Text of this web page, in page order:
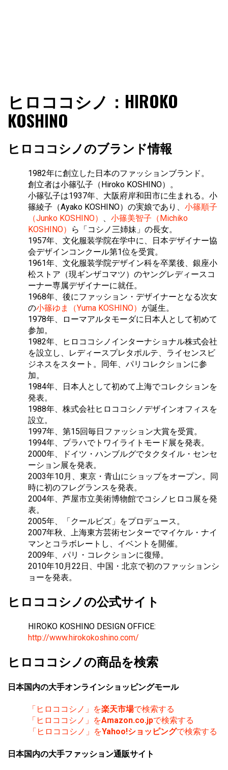
ファショコン通信
ッションとモードを分析するファッション情報サイトです
ヒロココシノ：HIROKO
KOSHINO
ヒロココシノのブランド情報
1982年に創立した日本のファッションブランド。
創立者は小篠弘子（Hiroko KOSHINO）。
小篠弘子は1937年、大阪府岸和田市に生まれる。小
篠綾子（Ayako KOSHINO）の実娘であり、 小篠順子
（Junko KOSHINO）
、 小篠美智子（Michiko
KOSHINO）
ら「コシノ三姉妹」の長女。
1957年、文化服装学院在学中に、日本デザイナー協
会デザインコンクール第1位を受賞。
1961年、文化服装学院デザイン科を卒業後、銀座小
松ストア（現ギンザコマツ）のヤングレディースコ
ーナー専属デザイナーに就任。
1968年、後にファッション・デザイナーとなる次女
の小篠ゆま（Yuma KOSHINO） が誕生。
1978年、ローマアルタモーダに日本人として初めて
参加。
1982年、ヒロココシノインターナショナル株式会社
を設立し、レディースプレタポルテ、ライセンスビ
ジネスをスタート。同年、パリコレクションに参
加。
1984年、日本人として初めて上海でコレクションを
発表。
1988年、株式会社ヒロココシノデザインオフィスを
設立。
1997年、第15回毎日ファッション大賞を受賞。
1994年、プラハでトワイライトモード展を発表。
2000年、ドイツ・ハンブルグでタクタイル・センセ
ーション展を発表。
2003年10月、東京・青山にショップをオープン。同
時に初のフレグランスを発表。
2004年、芦屋市立美術博物館でコシノヒロコ展を発
表。
2005年、「クールビズ」をプロデュース。
2007年秋、上海東方芸術センターでマイケル・ナイ
マンとコラボレートし、イベントを開催。
2009年、パリ・コレクションに復帰。
2010年10月22日、中国・北京で初のファッションシ
ョーを発表。
ヒロココシノの公式サイト
HIROKO KOSHINO DESIGN OFFICE:
http://www.hirokokoshino.com/
ヒロココシノの商品を検索
日本国内の大手オンラインショッピングモール
「ヒロココシノ」を楽天市場で検索する
「ヒロココシノ」をAmazon.co.jpで検索する
「ヒロココシノ」をYahoo!ショッピングで検索する
日本国内の大手ファッション通販サイト